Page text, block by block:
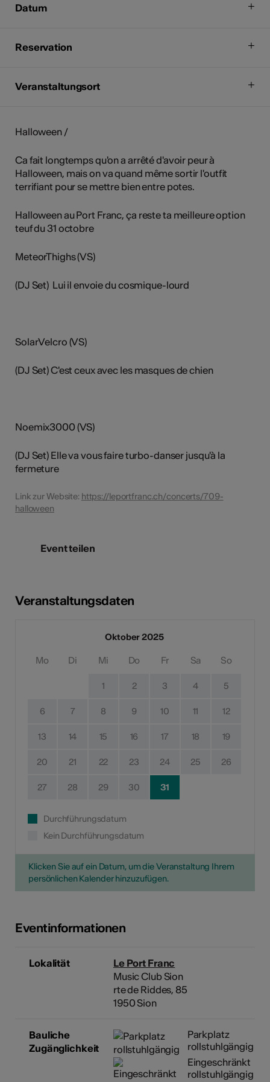
Datum
Reservation
Veranstaltungsort
Halloween /
Ca fait longtemps qu'on a arrêté d'avoir peur à
Halloween, mais on va quand même sortir l'outfit
terrifiant pour se mettre bien entre potes.
Halloween au Port Franc, ça reste ta meilleure option
teuf du 31 octobre
MeteorThighs (VS)
(DJ Set) Lui il envoie du cosmique-lourd
SolarVelcro (VS)
(DJ Set) C'est ceux avec les masques de chien
Noemix3000 (VS)
(DJ Set) Elle va vous faire turbo-danser jusqu'à la
fermeture
Link zur Website: https://leportfranc.ch/concerts/709-
halloween
Event teilen
Veranstaltungsdaten
Oktober 2025
Mo Di Mi Do Fr Sa So
1 2 3 4 5
6 7 8 9 10 11 12
13 14 15 16 17 18 19
20 21 22 23 24 25 26
27 28 29 30 31
Durchführungsdatum
Kein Durchführungsdatum
Klicken Sie auf ein Datum, um die Veranstaltung Ihrem
persönlichen Kalender hinzuzufügen.
Eventinformationen
Lokalität
Le Port Franc
Music Club Sion
rte de Riddes, 85
1950 Sion
Bauliche
Zugänglichkeit
Parkplatz
rollstuhlgängig
Eingeschränkt
rollstuhlgängig